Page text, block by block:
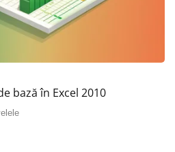
bază în Excel 2010